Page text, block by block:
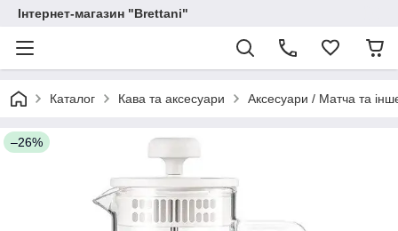
Інтернет-магазин "Brettani"
Каталог Кава та аксесуари Аксесуари / Матча та
–26%